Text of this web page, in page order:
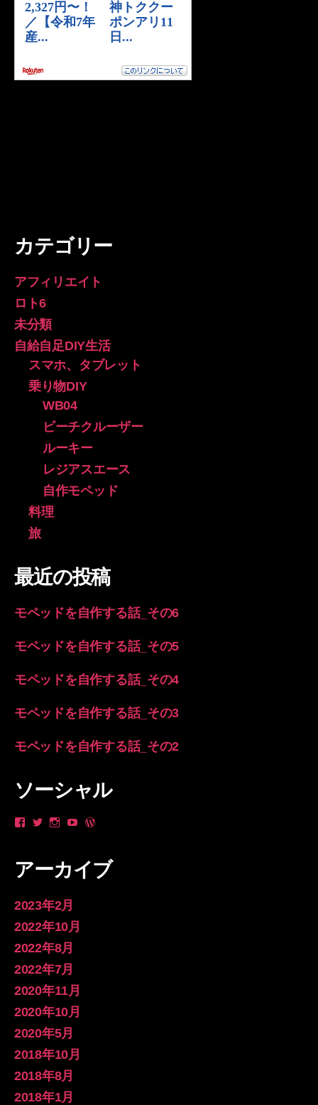
カテゴリー
アフィリエイト
ロト6
未分類
自給自足DIY生活
スマホ、タブレット
乗り物DIY
WB04
ビーチクルーザー
ルーキー
レジアスエース
自作モペッド
料理
旅
最近の投稿
モペッドを自作する話_その6
モペッドを自作する話_その5
モペッドを自作する話_その4
モペッドを自作する話_その3
モペッドを自作する話_その2
ソーシャル
や
さ
プ
ロ
フ
ィ
ー
を
で
示
_yanzo
プ
ィ
ー
ル
を
Twitter
で
表
longsleevespring
プ
ロ
ィ
ー
ル
を
Instagram
で
表
yan
の
プ
ー
ル
示
longsleevespring
プ
ロ
アーカイブ
2023年2月
2022年10月
2022年8月
2022年7月
2020年11月
2020年10月
2020年5月
2018年10月
2018年8月
2018年1月